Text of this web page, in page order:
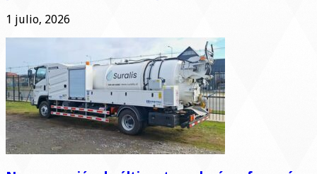
1 julio, 2026